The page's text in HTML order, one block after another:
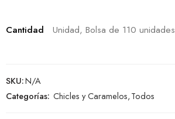
Cantidad Unidad, Bolsa de 110 unidades
SKU:N/A
Categorías: Chicles y Caramelos,Todos